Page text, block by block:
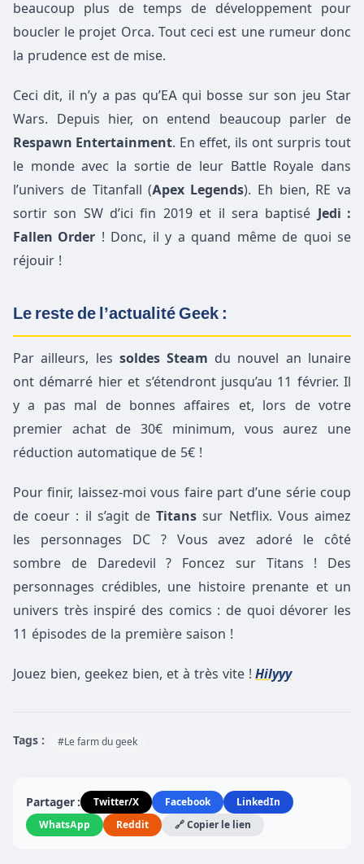
beaucoup plus de temps de développement pour
boucler le projet Orca. Tout ceci est une rumeur donc
la prudence est de mise.
Ceci dit, il n’y a pas qu’EA qui bosse sur son jeu Star
Wars. Depuis hier, on entend beaucoup parler de
Respawn Entertainment. En effet, ils ont surpris tout
le monde avec la sortie de leur Battle Royale dans
l’univers de Titanfall (Apex Legends). Eh bien, RE va
sortir son SW d’ici fin 2019 et il sera baptisé Jedi :
Fallen Order ! Donc, il y a quand même de quoi se
réjouir !
Le reste de l’actualité Geek :
Par ailleurs, lessoldes Steam du nouvel an lunaire
ont démarré hier et s’étendront jusqu’au 11 février. Il
y a pas mal de bonnes affaires et, lors de votre
premier achat de 30€ minimum, vous aurez une
réduction automatique de 5€ !
Pour finir, laissez-moi vous faire part d’une série coup
de coeur : il s’agit deTitans sur Netflix. Vous aimez
les personnages DC ? Vous avez adoré le côté
sombre de Daredevil ? Foncez sur Titans ! Des
personnages crédibles, une histoire prenante et un
univers très inspiré des comics : de quoi dévorer les
11 épisodes de la première saison !
Jouez bien, geekez bien, et à très vite ! Hilyyy
Tags : #Le farm du geek
Partager : Twitter/X Facebook
LinkedIn
WhatsApp
Reddit 🔗 Copier le lien